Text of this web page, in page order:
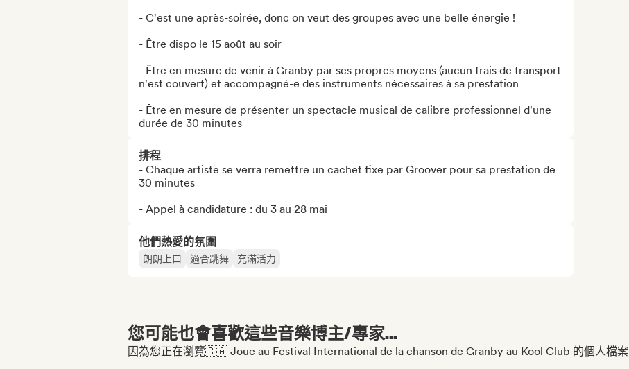
- C'est une après-soirée, donc on veut des groupes avec une belle énergie !
- Être dispo le 15 août au soir
- Être en mesure de venir à Granby par ses propres moyens (aucun frais de transport
n'est couvert) et accompagné-e des instruments nécessaires à sa prestation
- Être en mesure de présenter un spectacle musical de calibre professionnel d'une
durée de 30 minutes
排程
- Chaque artiste se verra remettre un cachet fixe par Groover pour sa prestation de
30 minutes
- Appel à candidature : du 3 au 28 mai
他們熱愛的氛圍
朗朗上口 適合跳舞 充滿活力
您可能也會喜歡這些音樂博主/專家...
因為您正在瀏覽🇨🇦 Joue au Festival International de la chanson de Granby au Kool Club 的個人檔案